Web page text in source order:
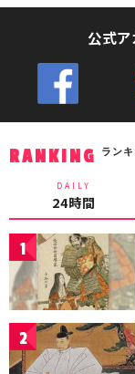
公式
RANKING ラン
DAILY
24時間
1
2